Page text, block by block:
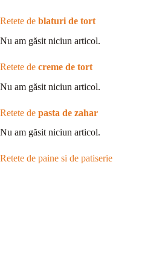
Retete de blaturi de tort
Nu am găsit niciun articol.
Retete de creme de tort
Nu am găsit niciun articol.
Retete de pasta de zahar
Nu am găsit niciun articol.
Retete de paine si de patiserie